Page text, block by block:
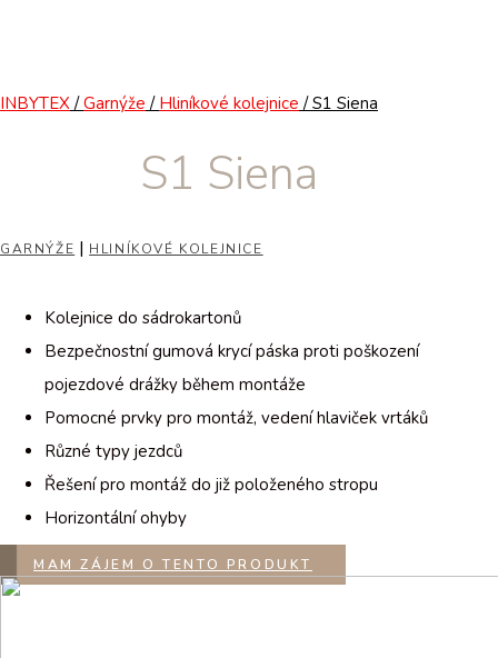
INBYTEX /Garnýže / Hliníkové kolejnice / S1 Siena
S1 Siena
GARNÝŽE | HLINÍKOVÉ KOLEJNICE
Kolejnice do sádrokartonů
Bezpečnostní gumová krycí páska proti poškození
pojezdové drážky během montáže
Pomocné prvky pro montáž, vedení hlaviček vrtáků
Různé typy jezdců
Řešení pro montáž do již položeného stropu
Horizontální ohyby
MAM ZÁJEM O TENTO PRODUKT